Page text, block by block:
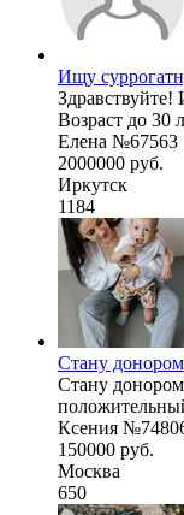
Ищу
Возраст до 30
Елена №67563
2000000 руб.
Иркутск
1184
Стану
Стану
Ксения
150000 руб.
Москва
650